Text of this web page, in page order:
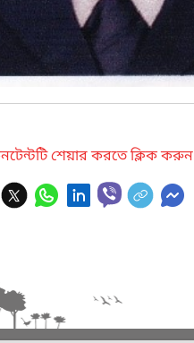
শেয়ার করতে ক্লিক করুন